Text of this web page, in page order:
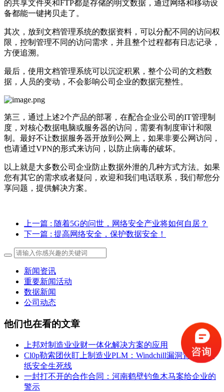
的共享文件夹和FTP都是存储的明文数据，通过网络和移动设
备都能一键拷贝走了。
其次，放到文档管理系统的数据资料，可以分配不同的访问权
限，控制管理不同的访问需求，并且整个过程都有日志记录，
方便追溯。
最后，使用文档管理系统可以沉淀积累，整个公司的文档数
据，人员的变动，不会影响公司企业的数据完整性。
第三，通过上述2个产品的部署，在配合企业公司的IT管理制
度，对核心数据电脑或服务器的访问，需要有制度审计和限
制。最好不让数据服务器开放到公网上，如果非要公网访问，
也请通过VPN的形式来访问，以防止病毒的破坏。
以上就是大多数公司企业防止数据外泄的几种方式方法。如果
您有其它的需求或者疑问，欢迎和我们电话联系，我们帮您分
享问题，提供解决方案。
上一篇 : 随着5G的问世，网络安全产业将如何自居？
下一篇 : 提高网络安全，保护数据安全！
新闻资讯
重要新闻活动
数据新闻
公司动态
他们也在看的文章
上邦对制造业业财一体化解决方案的应用
Cl0p勒索团伙盯上制造业PLM：Windchill漏洞背后的图
纸安全生死线
一封打不开的合作合同：河南鹤壁钓鱼木马案给企业的
警示